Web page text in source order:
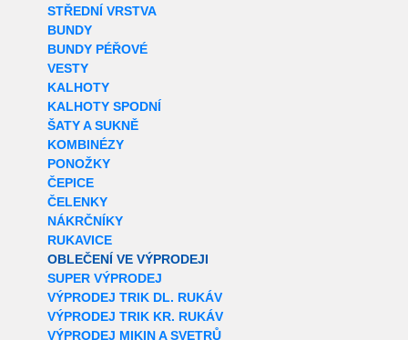
STŘEDNÍ VRSTVA
BUNDY
BUNDY PÉŘOVÉ
VESTY
KALHOTY
KALHOTY SPODNÍ
ŠATY A SUKNĚ
KOMBINÉZY
PONOŽKY
ČEPICE
ČELENKY
NÁKRČNÍKY
RUKAVICE
OBLEČENÍ VE VÝPRODEJI
SUPER VÝPRODEJ
VÝPRODEJ TRIK DL. RUKÁV
VÝPRODEJ TRIK KR. RUKÁV
VÝPRODEJ MIKIN A SVETRŮ